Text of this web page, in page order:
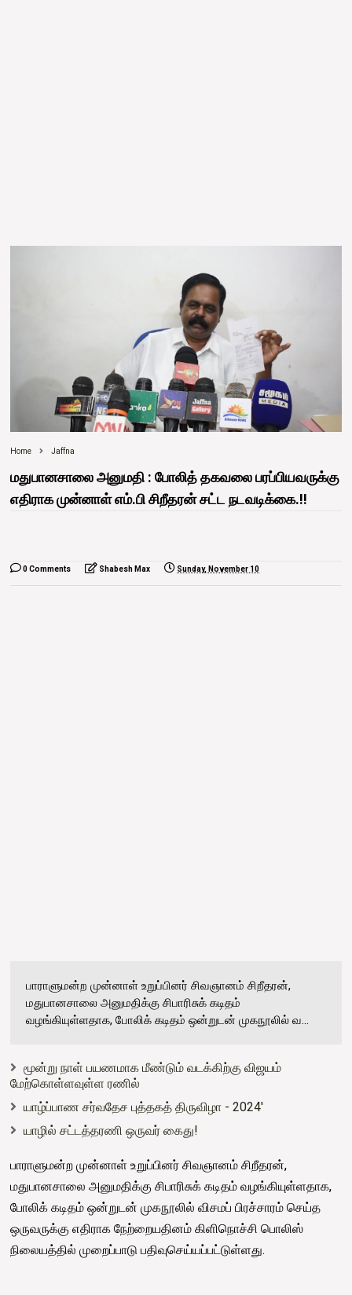
Home Jaffna
மதுபானசாலை அனுமதி : போலித் தகவலை பரப்பியவருக்கு
எதிராக முன்னாள் எம்.பி சிறீதரன் சட்ட நடவடிக்கை.!!
0 Comments Shabesh Max Sunday, November 10
பாராளுமன்ற முன்னாள் உறுப்பினர் சிவஞானம் சிறீதரன்,
மதுபானசாலை அனுமதிக்கு சிபாரிசுக் கடிதம்
வழங்கியுள்ளதாக, போலிக் கடிதம் ஒன்றுடன் முகநூலில் வ...
மூன்று நாள் பயணமாக மீண்டும் வடக்கிற்கு விஜயம்
மேற்கொள்ளவுள்ள ரணில்
யாழ்ப்பாண சர்வதேச புத்தகத் திருவிழா - 2024'
யாழில் சட்டத்தரணி ஒருவர் கைது!
பாராளுமன்ற முன்னாள் உறுப்பினர் சிவஞானம் சிறீதரன்,
மதுபானசாலை அனுமதிக்கு சிபாரிசுக் கடிதம் வழங்கியுள்ளதாக,
போலிக் கடிதம் ஒன்றுடன் முகநூலில் விசமப் பிரச்சாரம் செய்த
ஒருவருக்கு எதிராக நேற்றையதினம் கிளிநொச்சி பொலிஸ்
நிலையத்தில் முறைப்பாடு பதிவுசெய்யப்பட்டுள்ளது.